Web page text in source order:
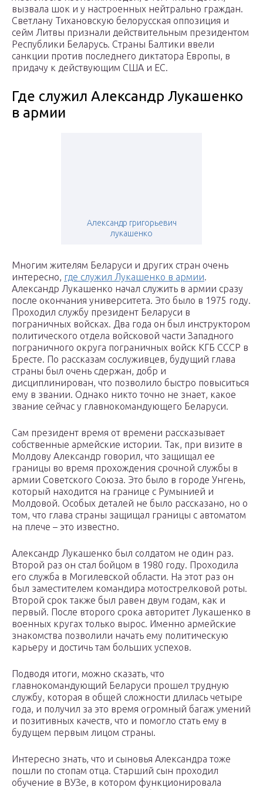
вызвала шок и у настроенных нейтрально граждан.
Светлану Тихановскую белорусская оппозиция и
сейм Литвы признали действительным президентом
Республики Беларусь. Страны Балтики ввели
санкции против последнего диктатора Европы, в
придачу к действующим США и ЕС.
Где служил Александр Лукашенко
в армии
Александр григорьевич
лукашенко
Многим жителям Беларуси и других стран очень
интересно, где служил Лукашенко в армии.
Александр Лукашенко начал служить в армии сразу
после окончания университета. Это было в 1975 году.
Проходил службу президент Беларуси в
пограничных войсках. Два года он был инструктором
политического отдела войсковой части Западного
пограничного округа пограничных войск КГБ СССР в
Бресте. По рассказам сослуживцев, будущий глава
страны был очень сдержан, добр и
дисциплинирован, что позволило быстро повыситься
ему в звании. Однако никто точно не знает, какое
звание сейчас у главнокомандующего Беларуси.
Сам президент время от времени рассказывает
собственные армейские истории. Так, при визите в
Молдову Александр говорил, что защищал ее
границы во время прохождения срочной службы в
армии Советского Союза. Это было в городе Унгень,
который находится на границе с Румынией и
Молдовой. Особых деталей не было рассказано, но о
том, что глава страны защищал границы с автоматом
на плече – это известно.
Александр Лукашенко был солдатом не один раз.
Второй раз он стал бойцом в 1980 году. Проходила
его служба в Могилевской области. На этот раз он
был заместителем командира мотострелковой роты.
Второй срок также был равен двум годам, как и
первый. После второго срока авторитет Лукашенко в
военных кругах только вырос. Именно армейские
знакомства позволили начать ему политическую
карьеру и достичь там больших успехов.
Подводя итоги, можно сказать, что
главнокомандующий Беларуси прошел трудную
службу, которая в общей сложности длилась четыре
года, и получил за это время огромный багаж умений
и позитивных качеств, что и помогло стать ему в
будущем первым лицом страны.
Интересно знать, что и сыновья Александра тоже
пошли по стопам отца. Старший сын проходил
обучение в ВУЗе, в котором функционировала